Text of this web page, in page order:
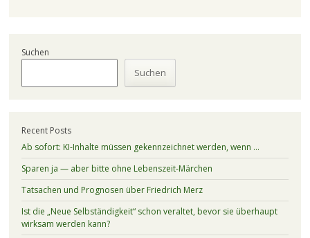
Suchen
Suchen
Recent Posts
Ab sofort: KI-Inhalte müssen gekennzeichnet werden, wenn …
Sparen ja — aber bitte ohne Lebenszeit-Märchen
Tatsachen und Prognosen über Friedrich Merz
Ist die „Neue Selbständigkeit“ schon veraltet, bevor sie überhaupt
wirksam werden kann?